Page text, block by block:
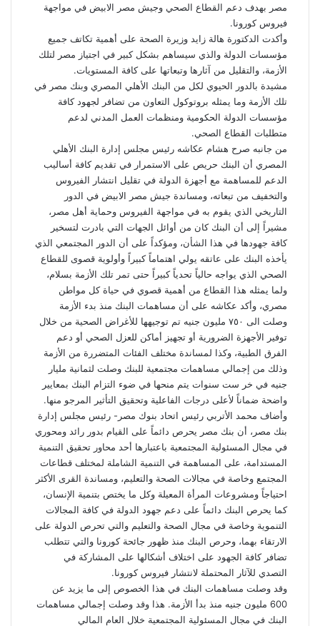
مصر بهدف دعم القطاع الصحي وجيش مصر الابيض في مواجهة
فيروس كورونا.
وأكدت الدكتورة هالة زايد وزيرة الصحة على أهمية تكاتف جميع
مؤسسات الدولة والذي سيساهم بشكل كبير في اجتياز مصر لتلك
الأزمة، والتقليل من آثارها وتبعاتها على كافة المستويات.
مشيدة بالدور الحيوي لكل من البنك الأهلي المصري وبنك مصر في
تلك الأزمة وما يمثله بروتوكول التعاون من تضافر لجهود كافة
مؤسسات الدولة الحكومية ومنظمات العمل المدني لدعم
متطلبات القطاع الصحي.
من جانبه صرح هشام عكاشه رئيس مجلس إدارة البنك الأهلي
المصري أن البنك حريص على الاستمرار في تقديم كافة أساليب
الدعم للمساهمة مع أجهزة الدولة في تقليل انتشار الفيروس
والتخفيف من تبعاته، ومساندة جيش مصر الابيض في الدور
التاريخي الذي يقوم به في مواجهة الفيروس وحماية أهل مصر،
مشيراً إلى أن البنك كان من أوائل الجهات التي بادرت لتسخير
كافة جهودها في هذا الشأن، ومؤكداً على أن الدور المجتمعي الذي
يأخذه البنك على عاتقه يولي اهتماماً كبيراً وأولوية قصوى للقطاع
الصحي الذي يواجه حالياً تحدياً كبيراً حتى تمر تلك الأزمة بسلام،
ولما يمثله هذا القطاع من أهمية قصوي في حياة كل مواطن
مصري، وأكد عكاشه على أن مساهمات البنك منذ بدء الأزمة
وصلت الى ٧٥٠ مليون جنيه تم توجيهها للأغراض الصحية من خلال
توفير الأجهزة الضرورية أو تجهيز أماكن للعزل الصحي أو دعم
الفرق الطبية، وكذا لمساندة مختلف الفئات المتضررة من الأزمة
وذلك من إجمالي مساهمات مجتمعية للبنك وصلت لثمانية مليار
جنيه في خر ست سنوات يتم منحها في ضوء التزام البنك بمعايير
واضحة ضماناً لأعلى درجات الفاعلية وتحقيق التأثير المرجو منها.
وأضاف محمد الأتربي رئيس اتحاد بنوك مصر- رئيس مجلس إدارة
بنك مصر، أن بنك مصر يحرص دائماً على القيام بدور رائد ومحوري
في مجال المسئولية المجتمعية باعتبارها أحد محاور تحقيق التنمية
المستدامة، على المساهمة في التنمية الشاملة لمختلف قطاعات
المجتمع وخاصة في مجالات الصحة والتعليم، ومساندة القرى الأكثر
احتياجاً ومشروعات المرأة المعيلة وكل ما يختص بتنمية الإنسان،
كما يحرص البنك دائماً على دعم جهود الدولة في كافة المجالات
التنموية وخاصة في مجال الصحة والتعليم والتي تحرص الدولة على
الارتقاء بهما، وحرص البنك منذ ظهور جائحة كورونا والتي تتطلب
تضافر كافة الجهود على اختلاف أشكالها على المشاركة في
التصدي للآثار المحتملة لانتشار فيروس كورونا.
وقد وصلت مساهمات البنك في هذا الخصوص إلى ما يزيد عن
600 مليون جنيه منذ بدأ الأزمة.
هذا وقد وصلت إجمالي مساهمات
البنك في مجال المسئولية المجتمعية خلال العام المالي